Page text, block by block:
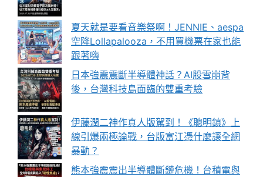
夏天就是要看音樂祭啊！JENNIE、aespa
空降Lollapalooza，不用買機票在家也能
跟著嗨
日本強震震斷半導體神話？AI股雪崩背
後，台灣科技島面臨的雙重考驗
伊藤潤二神作真人版駕到！《聰明鎮》上
線引爆兩極論戰，台版富江憑什麼讓全網
暴動？
熊本強震震出半導體斷鏈危機！台積電與